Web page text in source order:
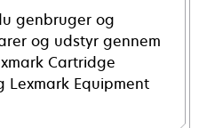
genbruger og
og udstyr gennem
Cartridge
Lexmark Equipment